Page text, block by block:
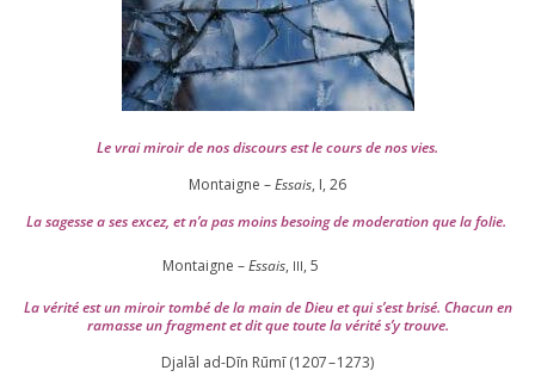
Le vrai miroir de nos dis­cours est le cours de nos vies.
Montaigne –Essais, I, 26
La sagesse a ses excez, et n’a pas moins besoing de mode­ra­tion que la folie.
Montaigne –Essais, III, 5
La véri­té est un miroir tom­bé de la main de Dieu et qui s’est bri­sé. Chacun en
ramasse un frag­ment et dit que toute la véri­té s’y trouve.
Djalāl ad-Dīn Rūmī (1207–1273)